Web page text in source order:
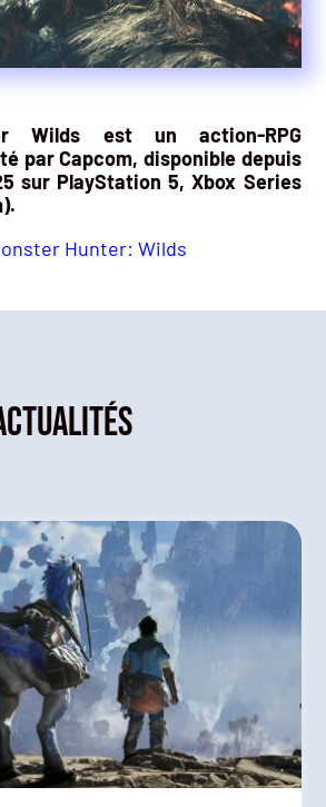
Wilds est un action-RPG
par Capcom, disponible depuis
sur PlayStation 5, Xbox Series
Hunter: Wilds